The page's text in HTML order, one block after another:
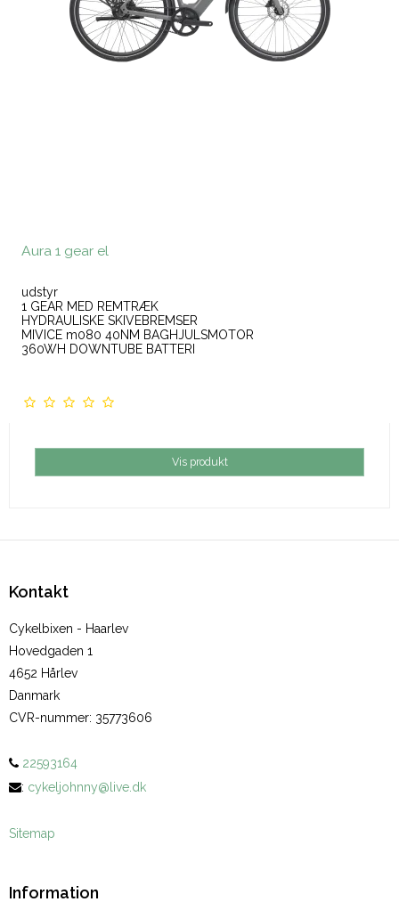
Aura 1 gear el
udstyr
1 GEAR MED REMTRÆK
HYDRAULISKE SKIVEBREMSER
MIVICE m080 40NM BAGHJULSMOTOR
360WH DOWNTUBE BATTERI
Vis produkt
Kontakt
Cykelbixen - Haarlev
Hovedgaden 1
4652 Hårlev
Danmark
CVR-nummer: 35773606
22593164
: cykeljohnny@live.dk
Sitemap
Information